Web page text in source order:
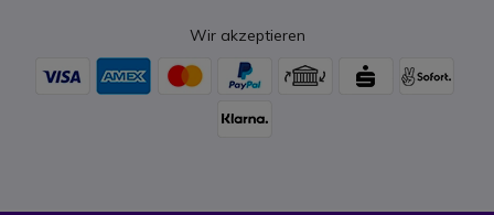
Wir akzeptieren